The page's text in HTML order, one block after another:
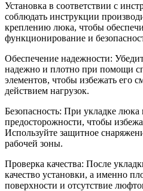
Установка в соответствии с
соблюдать инструкции
креплению люка, чтобы
функционирование и
Обеспечение надежности:
надежно и плотно при помощи
элементов, чтобы избежать его
действием нагрузок.
Безопасность: При укладке
предосторожности, чтобы
Используйте защитное
рабочей зоны.
Проверка качества: После
качество установки, а именно
поверхности и отсутствие